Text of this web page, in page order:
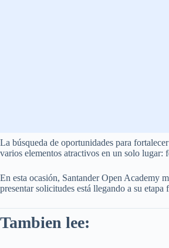
La búsqueda de oportunidades para
varios elementos atractivos en un solo
En esta ocasión, Santander Open Academy
presentar solicitudes está llegando a su
Tambien lee: